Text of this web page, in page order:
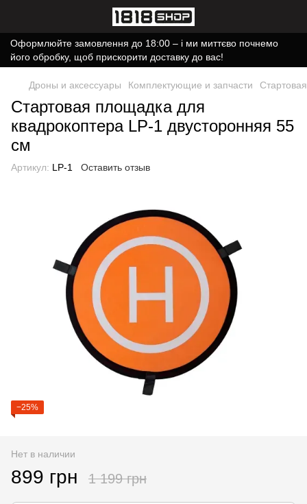
Оформлюйте замовлення до 18:00 – і ми миттєво почнемо
його обробку, щоб прискорити доставку до вас!
Дроны и аксессуары Комплектующие и запчасти
Стартовая площадка для
квадрокоптера LP-1 двусторонняя 55
см
Артикул: LP-1 Оставить отзыв
−25%
Нет в наличии
899 грн 1 199 грн